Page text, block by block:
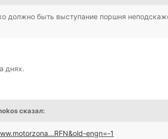
должно быть выступание поршня
днях.
сказал:
engn=-1